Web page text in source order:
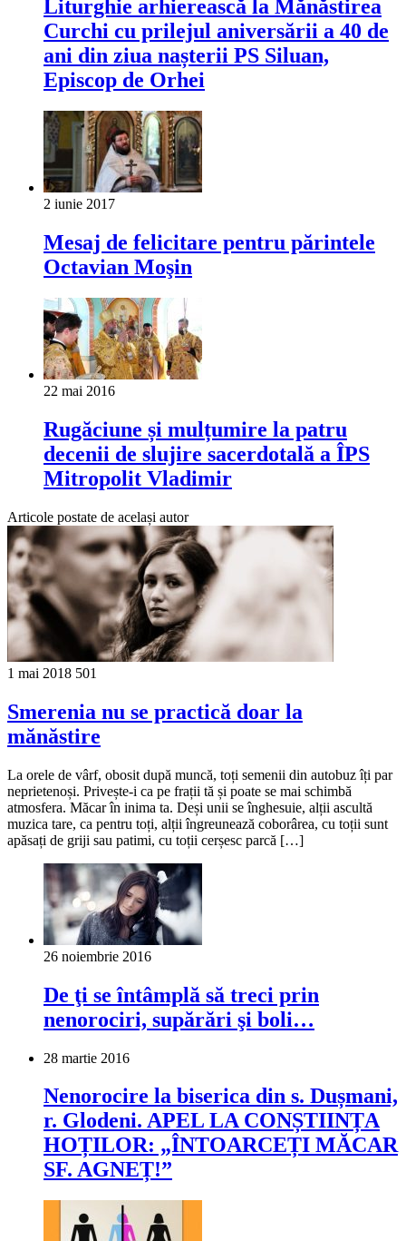
Liturghie arhierească la Mănăstirea
Curchi cu prilejul aniversării a 40 de
ani din ziua nașterii PS Siluan,
Episcop de Orhei
2 iunie 2017
Mesaj de felicitare pentru părintele
Octavian Moşin
22 mai 2016
Rugăciune și mulțumire la patru
decenii de slujire sacerdotală a ÎPS
Mitropolit Vladimir
Articole postate de același autor
1 mai 2018 501
Smerenia nu se practică doar la
mănăstire
La orele de vârf, obosit după muncă, toți semenii din autobuz îți par
neprietenoși. Privește-i ca pe frații tă și poate se mai schimbă
atmosfera. Măcar în inima ta. Deși unii se înghesuie, alții ascultă
muzica tare, ca pentru toți, alții îngreunează coborârea, cu toții sunt
apăsați de griji sau patimi, cu toții cerșesc parcă […]
26 noiembrie 2016
De ţi se întâmplă să treci prin
nenorociri, supărări şi boli…
28 martie 2016
Nenorocire la biserica din s. Dușmani,
r. Glodeni. APEL LA CONȘTIINȚA
HOȚILOR: „ÎNTOARCEȚI MĂCAR
SF. AGNEȚ!”